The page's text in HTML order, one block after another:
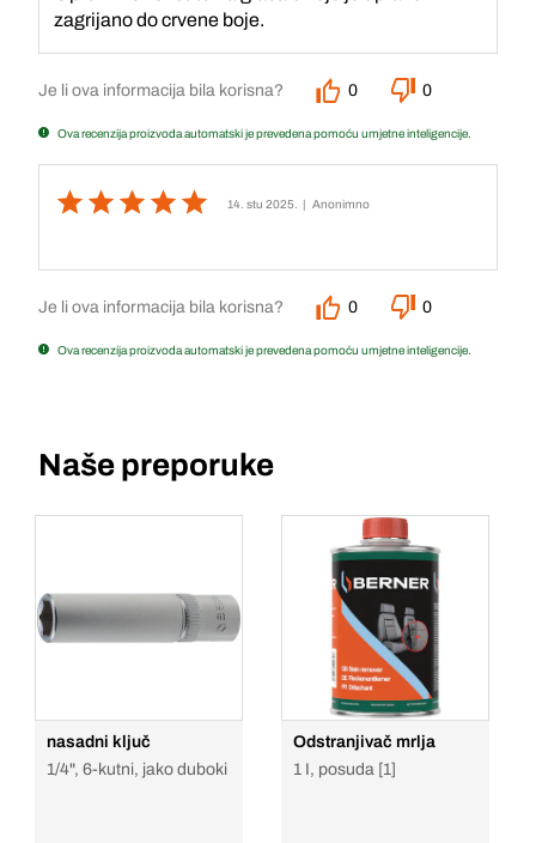
zagrijano do crvene boje.
Je li ova informacija bila korisna? 0 0
Ova recenzija proizvoda automatski je prevedena pomoću umjetne inteligencije.
14. stu 2025. | Anonimno
Je li ova informacija bila korisna? 0 0
Ova recenzija proizvoda automatski je prevedena pomoću umjetne inteligencije.
Naše preporuke
nasadni ključ
1/4", 6-kutni, jako duboki
Odstranjivač mrlja
1 I, posuda [1]